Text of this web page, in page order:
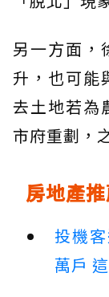
另一方面，
升，也可能
去土地若為
市府重劃，
房地產
投機
萬戶